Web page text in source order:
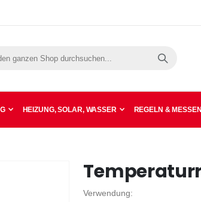
HEIZUNG, SOLAR, WASSER REGELN & MESSEN
Verwendung: